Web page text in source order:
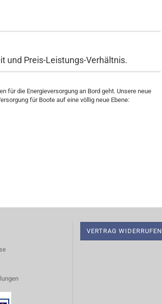
und Preis-Leistungs-Verhältnis.
für die Energieversorgung an Bord geht. Unsere neue
für Boote auf eine völlig neue Ebene:
VERTRAG WIDERRUFEN